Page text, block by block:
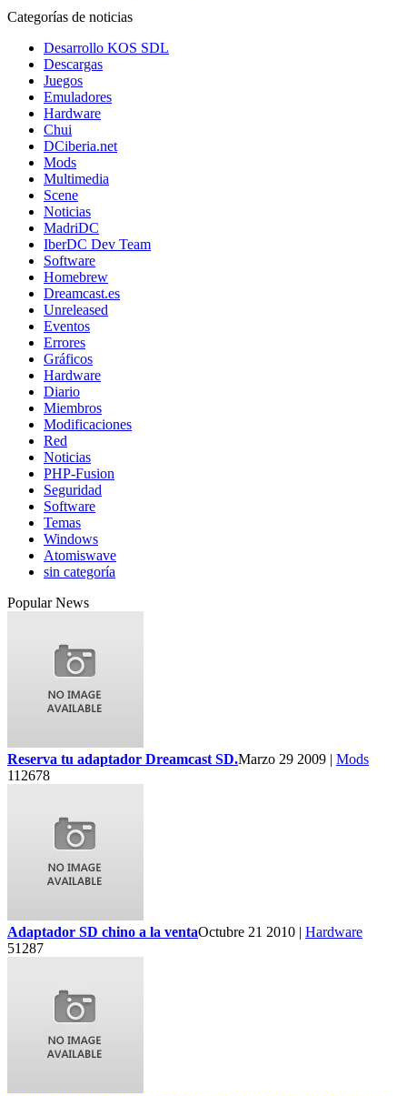
Categorías de noticias
Desarrollo KOS SDL
Descargas
Juegos
Emuladores
Hardware
Chui
DCiberia.net
Mods
Multimedia
Scene
Noticias
MadriDC
IberDC Dev Team
Software
Homebrew
Dreamcast.es
Unreleased
Eventos
Errores
Gráficos
Hardware
Diario
Miembros
Modificaciones
Red
Noticias
PHP-Fusion
Seguridad
Software
Temas
Windows
Atomiswave
sin categoría
Popular News
Reserva tu adaptador Dreamcast SD.Marzo 29 2009 | Mods
112678
Adaptador SD chino a la ventaOctubre 21 2010 | Hardware
51287